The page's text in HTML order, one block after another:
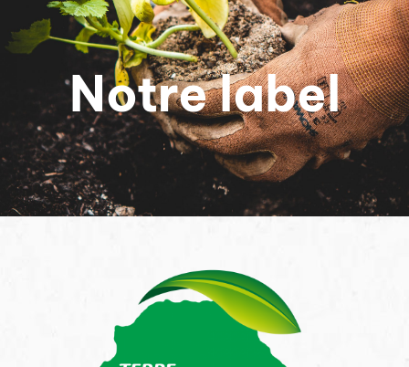
Notre label